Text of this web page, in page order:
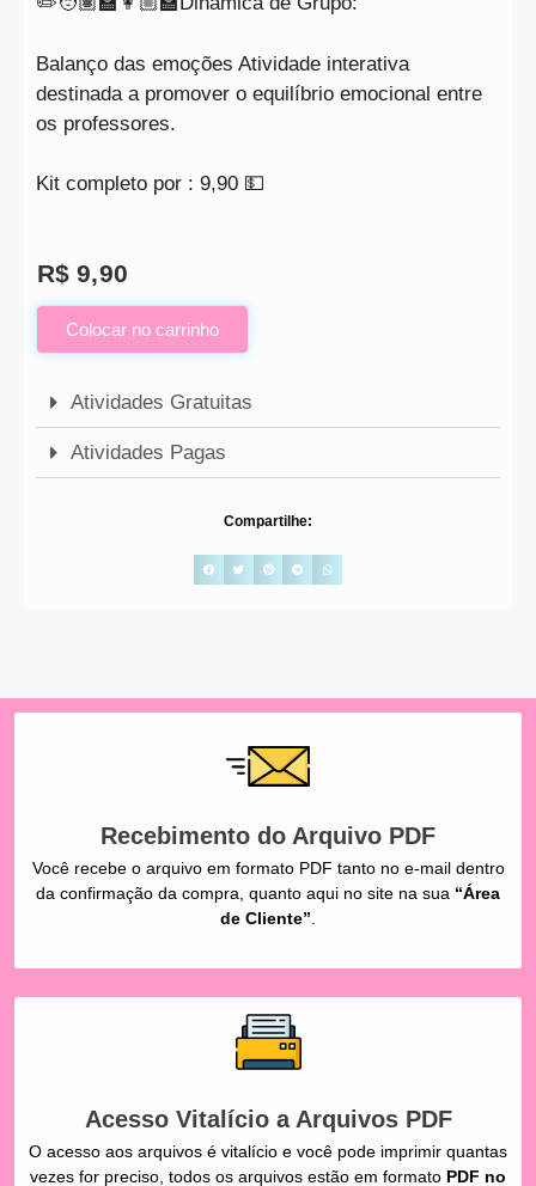
Balanço das emoções Atividade interativa
destinada a promover o equilíbrio emocional entre
os professores.
Kit completo por : 9,90 💵
R$ 9,90
Colocar no carrinho
Atividades Gratuitas
Atividades Pagas
Compartilhe:
Recebimento do Arquivo PDF
Você recebe o arquivo em formato PDF tanto no e-mail dentro
da confirmação da compra, quanto aqui no site na sua “Área
de Cliente”
Acesso Vitalício a Arquivos PDF
O acesso aos arquivos é vitalício e você pode imprimir quantas
vezes for preciso, todos os arquivos estão em formato PDF no